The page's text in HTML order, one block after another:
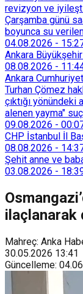
revizyon ve
Çarşamba günü
boyunca su
04.08.2026 -
Ankara
08.08.2026 -
Ankara
Turhan Çömez
çıktığı yönündeki
alenen yayma"
duyurdu.
09.08.2026 -
CHP İstanbul İl
08.08.2026 -
Şehit anne ve
03.08.2026 -
ilaçlanarak
Mahreç: Anka
30.05.2026 13:41
Güncelleme: